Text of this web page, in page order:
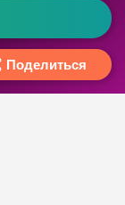
Поделиться